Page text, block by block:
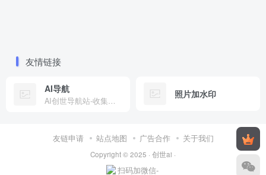
友情链接
AI导航
AI创世导航站-收集全网有趣工具
照片加水印
友链申请 站点地图 广告合作 关于我们
Copyright © 2025 · 创世ai ·